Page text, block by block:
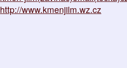
http://www.kmenjilm.wz.cz